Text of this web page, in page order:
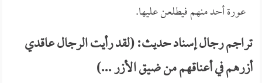
عورة أحد منهم فيطلعن عليها.
تراجم رجال إسناد حديث: (لقد رأيت الرجال عاقدي
أزرهم في أعناقهم من ضيق الأزر ...)